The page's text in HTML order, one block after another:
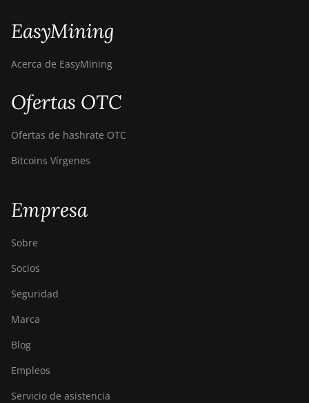
EasyMining
Acerca de EasyMining
Ofertas OTC
Ofertas de hashrate OTC
Bitcoins Vírgenes
Empresa
Sobre
Socios
Seguridad
Marca
Blog
Empleos
Servicio de asistencia